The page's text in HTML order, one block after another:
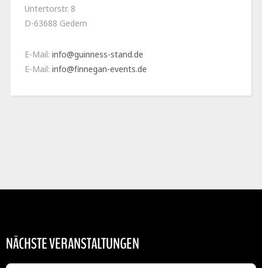
Untertorstr. 8
D-63688 Gedern
E-Mail: info@guinness-stand.de
E-Mail: info@finnegan-events.de
NÄCHSTE VERANSTALTUNGEN